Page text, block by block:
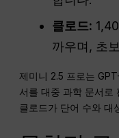
클로드:
까우며, 초
제미니 2.5 프로는
서를 대중 과학 문서로
클로드가 단어 수와 대